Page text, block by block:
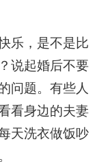
乐，是不是比
说起婚后不要
问题。有些人
看身边的夫妻
天洗衣做饭吵